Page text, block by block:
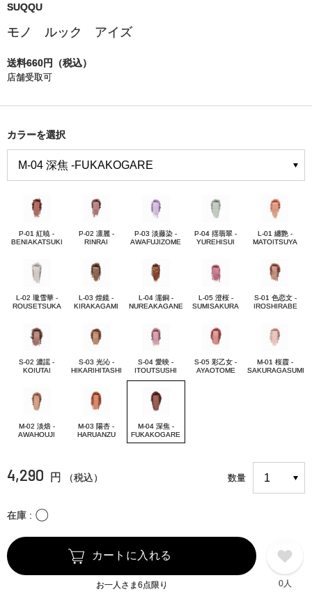
SUQQU
モノ ルック アイズ
送料660円（税込）
店舗受取可
カラーを選択
P-01 紅暁 -
BENIAKATSUKI
P-02 凛麗 -
RINRAI
P-03 淡藤染 -
AWAFUJIZOME
P-04 揺翡翠 -
YUREHISUI
L-01 纏艶 -
MATOITSUYA
L-02 瓏雪華 -
ROUSETSUKA
L-03 煌鏡 -
KIRAKAGAMI
L-04 濡銅 -
NUREAKAGANE
L-05 澄桜 -
SUMISAKURA
S-01 色恋文 -
IROSHIRABE
S-02 濃謡 -
KOIUTAI
S-03 光沁 -
HIKARIHITASHI
S-04 愛映 -
ITOUTSUSHI
S-05 彩乙女 -
AYAOTOME
M-01 桜霞 -
SAKURAGASUMI
M-02 淡焙 -
AWAHOUJI
M-03 陽杏 -
HARUANZU
M-04 深焦 -
FUKAKOGARE
4,290 円 （税込） 数量
在庫 〇
カートに入れる
お一人さま6点限り 0人